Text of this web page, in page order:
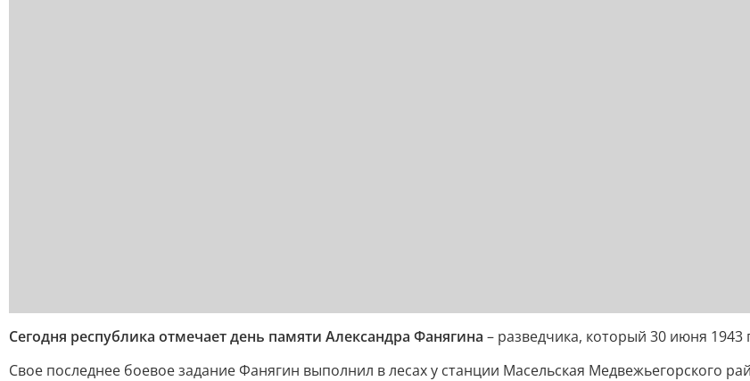
Сегодня республика отмечает день памяти Александра Фанягина – разведчика, который 30 июня
Свое последнее боевое задание Фанягин выполнил в лесах у станции Масельская Медвежьегорского